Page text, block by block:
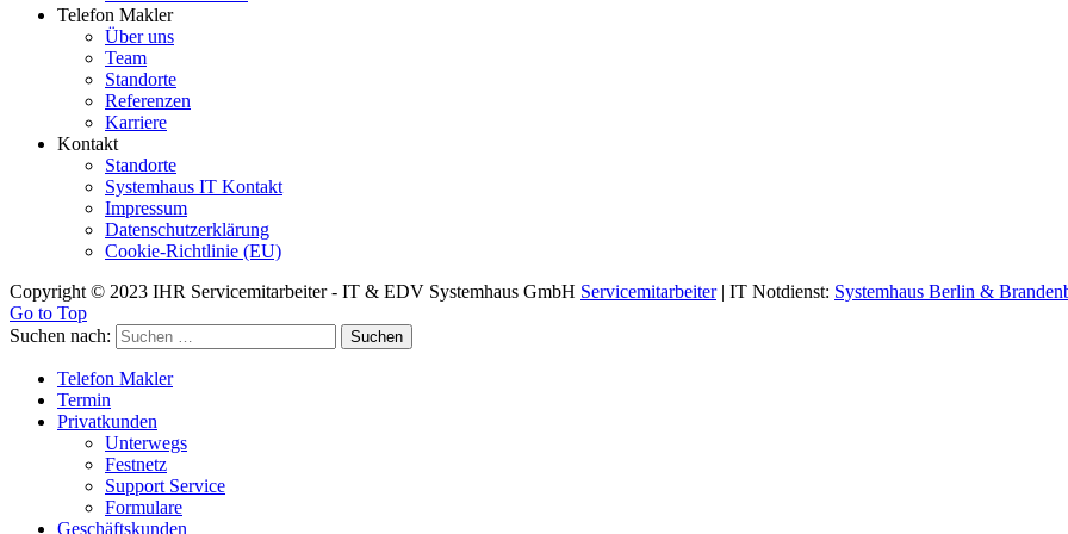
Telefon Makler
Über uns
Team
Standorte
Referenzen
Karriere
Kontakt
Standorte
Systemhaus IT Kontakt
Impressum
Datenschutzerklärung
Cookie-Richtlinie (EU)
Copyright © 2023 IHR Servicemitarbeiter - IT & EDV Systemhaus GmbH Servicemitarbeiter| IT Notdienst: Systemhaus Berlin &
Go to Top
Suchen nach:
Telefon Makler
Termin
Privatkunden
Unterwegs
Festnetz
Support Service
Formulare
Geschäftskunden